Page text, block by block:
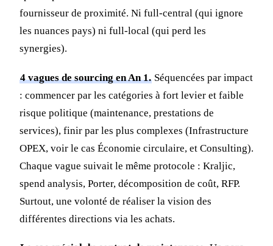
fournisseur de proximité. Ni full-central (qui ignore
les nuances pays) ni full-local (qui perd les
synergies).
4 vagues de sourcing en An 1.Séquencées par impact
: commencer par les catégories à fort levier et faible
risque politique (maintenance, prestations de
services), finir par les plus complexes (Infrastructure
OPEX, voir le cas Économie circulaire, et Consulting).
Chaque vague suivait le même protocole : Kraljic,
spend analysis, Porter, décomposition de coût, RFP.
Surtout, une volonté de réaliser la vision des
différentes directions via les achats.